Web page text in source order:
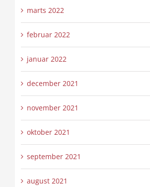
marts 2022
februar 2022
januar 2022
december 2021
november 2021
oktober 2021
september 2021
august 2021